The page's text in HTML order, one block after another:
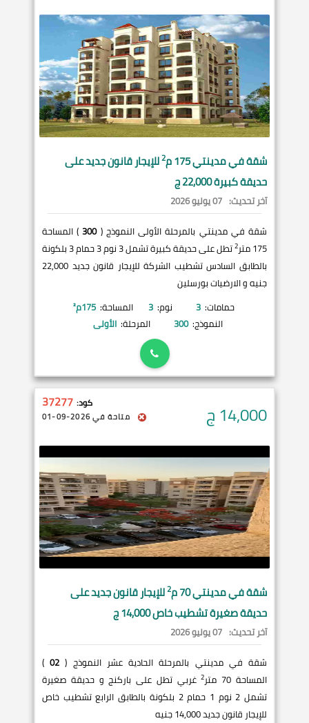
شقة فيمدينتي175 م 2للإيجار قانون جديد على
حديقة كبيرة 22,000 ج
آخر تحديث: 07 يوليو 2026
شقة في مدينتي بالمرحلة الأولى النموذج (300) المساحة
175 متر
2
تطل على حديقة كبيرة تشمل 3 نوم 3 حمام 3 بلكونة
بالطابق السادس تشطيب الشركة للإيجار قانون جديد 22,000
جنيه و الارضيات بورسلين
حمامات: 3 نوم: 3 المساحة: 175م²
النموذج: 300 المرحلة: الأولى
14,000ج كود: 37277
متاحة في 2026-09-01
شقة فيمدينتي70 م 2للإيجار قانون جديد على
حديقة صغيرة تشطيب خاص 14,000 ج
آخر تحديث: 07 يوليو 2026
شقة في مدينتي بالمرحلة الحادية عشر النموذج ( 02
)
المساحة 70 متر
2غربي تطل على باركنج و حديقة صغيرة
تشمل 2 نوم 1 حمام 2 بلكونة بالطابق الرابع تشطيب خاص
للإيجار قانون جديد 14,000 جنيه